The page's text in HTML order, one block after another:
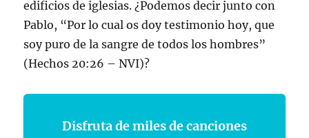
edificios de iglesias. ¿Podemos decir junto con
Pablo, “Por lo cual os doy testimonio hoy, que
soy puro de la sangre de todos los hombres”
(Hechos 20:26 – NVI)?
Disfruta de miles de canciones